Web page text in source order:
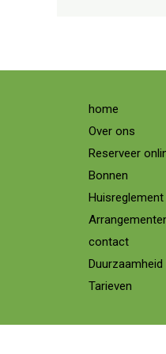
home
Over ons
Reserveer
Bonnen
Huisreglement
contact
Duurzaamheid
Tarieven